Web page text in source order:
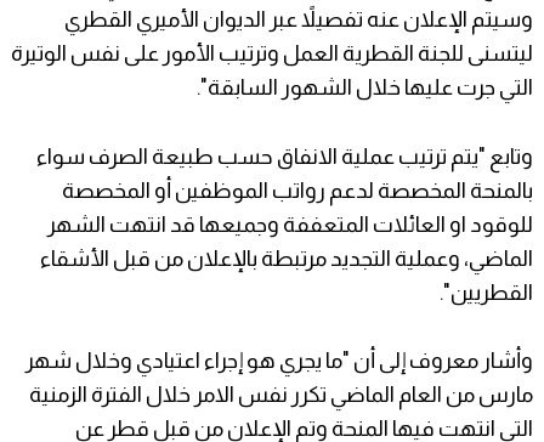
وسيتم الإعلان عنه تفصيلاً عبر الديوان الأميري القطري
ليتسنى للجنة القطرية العمل وترتيب الأمور على نفس الوتيرة
التي جرت عليها خلال الشهور السابقة".
وتابع "يتم ترتيب عملية الانفاق حسب طبيعة الصرف سواء
بالمنحة المخصصة لدعم رواتب الموظفين أو المخصصة
للوقود او العائلات المتعففة وجميعها قد انتهت الشهر
الماضي، وعملية التجديد مرتبطة بالإعلان من قبل الأشقاء
القطريين".
وأشار معروف إلى أن "ما يجري هو إجراء اعتيادي وخلال شهر
مارس من العام الماضي تكرر نفس الامر خلال الفترة الزمنية
التي انتهت فيها المنحة وتم الإعلان من قبل قطر عن